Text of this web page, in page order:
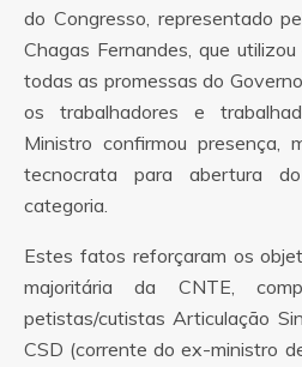
do Congresso, representado
Chagas Fernandes, que
todas as promessas do
os trabalhadores e
Ministro confirmou presença,
tecnocrata para abertura
categoria.
Estes fatos reforçaram os
majoritária da CNTE,
petistas/cutistas Articulação
CSD (corrente do ex-ministro